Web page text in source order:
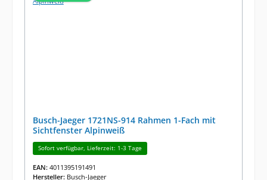
Busch-Jaeger 1721NS-914 Rahmen 1-Fach mit
Sichtfenster Alpinweiß
Sofort verfügbar, Lieferzeit: 1-3 Tage
EAN: 4011395191491
Hersteller: Busch-Jaeger